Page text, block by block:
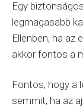
Egy
legmagasabb
Ellenben, ha az
akkor fontos a
Fontos, hogy a
semmit, ha az